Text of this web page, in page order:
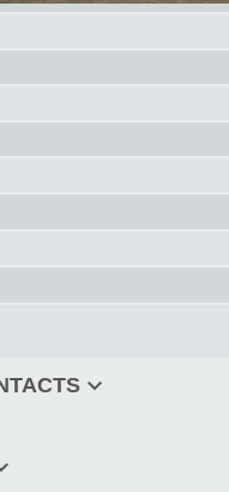
keyboard_arrow_down